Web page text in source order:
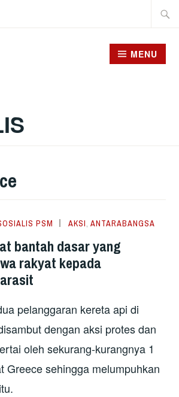
MENU
PSM AKSI,ANTARABANGSA
bantah dasar yang
rakyat kepada
pelanggaran kereta api di
dengan aksi protes dan
oleh sekurang-kurangnya 1
Greece sehingga melumpuhkan